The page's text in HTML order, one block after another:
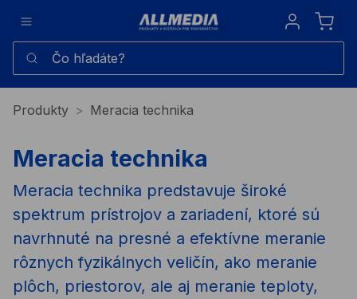
Sign in
Čo hľadáte?
Produkty Meracia technika
Meracia technika
Meracia technika predstavuje široké
spektrum prístrojov a zariadení, ktoré sú
navrhnuté na presné a efektívne meranie
rôznych fyzikálnych veličín, ako meranie
plôch, priestorov, ale aj meranie teploty,